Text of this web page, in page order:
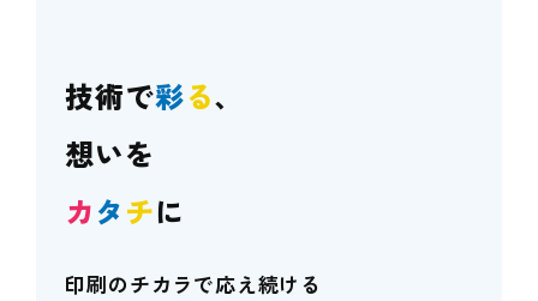
技術で彩る、
想いを
カタチに
印刷のチカラで応え続ける